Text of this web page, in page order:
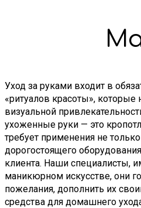
Уход за руками входит в
«ритуалов красоты»,
визуальной
ухоженные руки — это
требует применения не
дорогостоящего
клиента. Наши специалисты,
маникюрном искусстве, они
пожелания, дополнить их
средства для домашнего